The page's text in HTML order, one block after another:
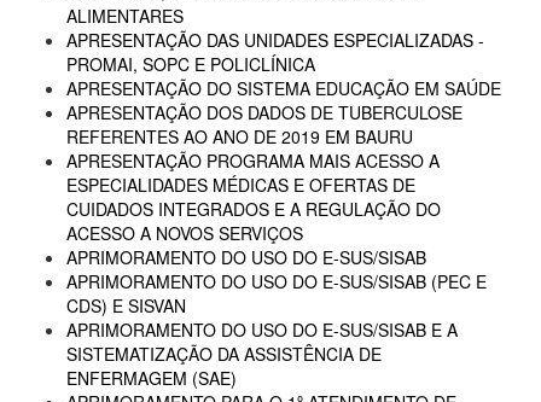
ALIMENTARES
APRESENTAÇÃO DAS UNIDADES ESPECIALIZADAS -
PROMAI, SOPC E POLICLÍNICA
APRESENTAÇÃO DO SISTEMA EDUCAÇÃO EM SAÚDE
APRESENTAÇÃO DOS DADOS DE TUBERCULOSE
REFERENTES AO ANO DE 2019 EM BAURU
APRESENTAÇÃO PROGRAMA MAIS ACESSO A
ESPECIALIDADES MÉDICAS E OFERTAS DE
CUIDADOS INTEGRADOS E A REGULAÇÃO DO
ACESSO A NOVOS SERVIÇOS
APRIMORAMENTO DO USO DO E-SUS/SISAB
APRIMORAMENTO DO USO DO E-SUS/SISAB (PEC E
CDS) E SISVAN
APRIMORAMENTO DO USO DO E-SUS/SISAB E A
SISTEMATIZAÇÃO DA ASSISTÊNCIA DE
ENFERMAGEM (SAE)